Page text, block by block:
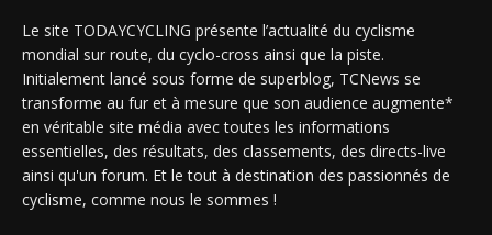
Le site TODAYCYCLING présente l’actualité du cyclisme
mondial sur route, du cyclo-cross ainsi que la piste.
Initialement lancé sous forme de superblog, TCNews se
transforme au fur et à mesure que son audience augmente*
en véritable site média avec toutes les informations
essentielles, des résultats, des classements, des directs-live
ainsi qu'un forum. Et le tout à destination des passionnés de
cyclisme, comme nous le sommes !